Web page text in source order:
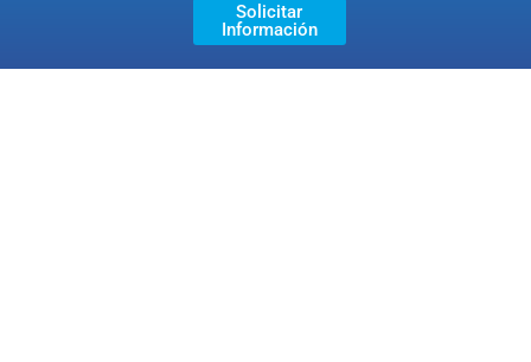
Solicitar
Información